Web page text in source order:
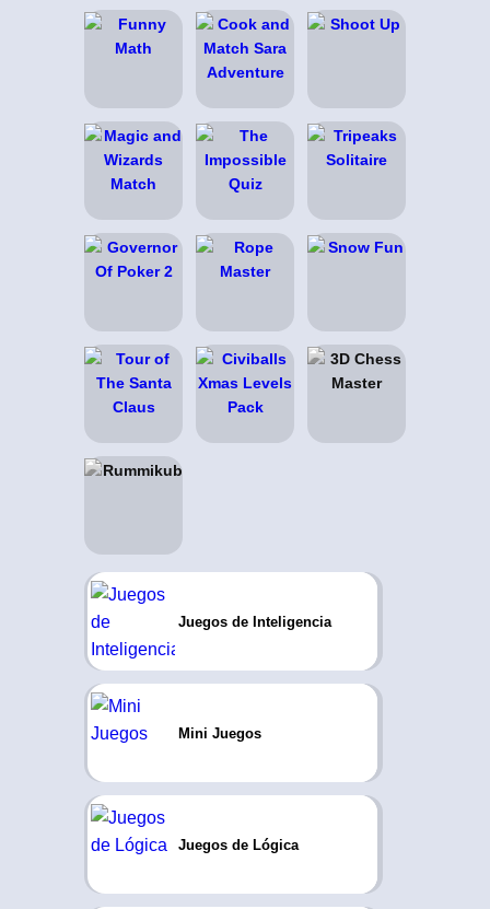
Juegos de Inteligencia
Mini Juegos
Juegos de Lógica